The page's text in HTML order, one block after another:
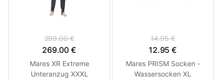
299.00 €
269.00 €
Mares XR Extreme
Unteranzug XXXL
14.95 €
12.95 €
Mares PRISM Socken -
Wassersocken XL